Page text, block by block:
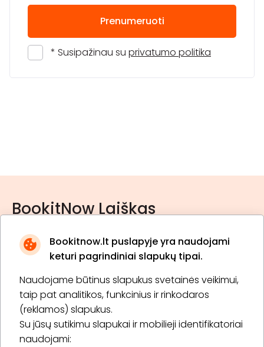
Bookitnow.lt puslapyje yra naudojami
keturi pagrindiniai slapukų tipai.
Naudojame būtinus slapukus svetainės veikimui,
taip pat analitikos, funkcinius ir rinkodaros
(reklamos) slapukus.
Su jūsų sutikimu slapukai ir mobilieji identifikatoriai
naudojami:
Prenumeruoti
* Susipažinau su privatumo politika
BookitNow Laiškas
* Susipažinau su privatumo politika
Prenumeruoti